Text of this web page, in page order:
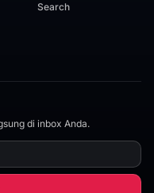
Search
di inbox Anda.